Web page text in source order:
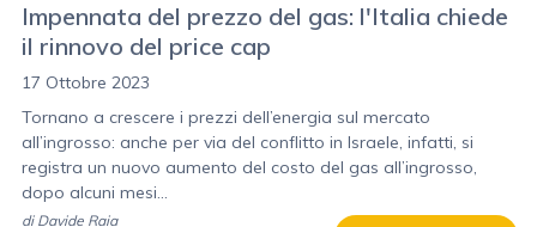
Impennata del prezzo del gas: l'Italia chiede
il rinnovo del price cap
17 Ottobre 2023
Tornano a crescere i prezzi dell’energia sul mercato
all’ingrosso: anche per via del conflitto in Israele, infatti, si
registra un nuovo aumento del costo del gas all’ingrosso,
dopo alcuni mesi...
di Davide Raia